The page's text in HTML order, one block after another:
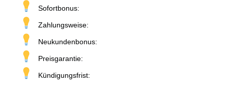
Sofortbonus:
Zahlungsweise:
Neukundenbonus:
Preisgarantie:
Kündigungsfrist: